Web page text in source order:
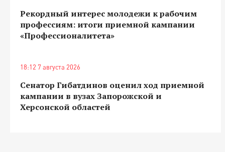
Рекордный интерес молодежи к рабочим
профессиям: итоги приемной кампании
«Профессионалитета»
18:12 7 августа 2026
Сенатор Гибатдинов оценил ход приемной
кампании в вузах Запорожской и
Херсонской областей